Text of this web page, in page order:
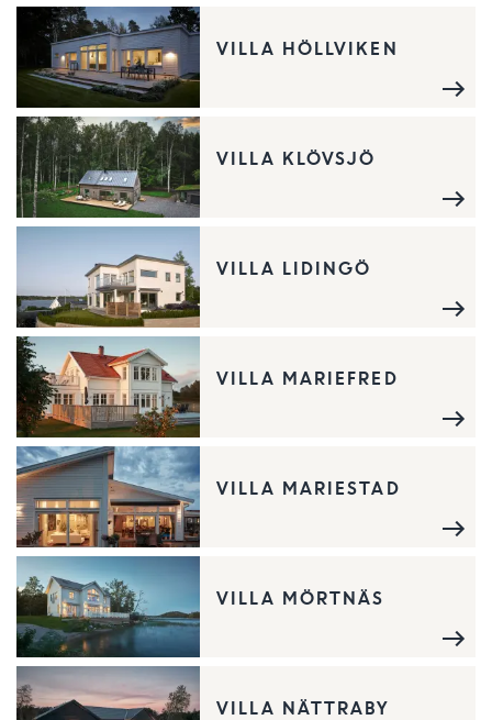
VILLA HÖLLVIKEN
VILLA KLÖVSJÖ
VILLA LIDINGÖ
VILLA MARIEFRED
VILLA MARIESTAD
VILLA MÖRTNÄS
VILLA NÄTTRABY